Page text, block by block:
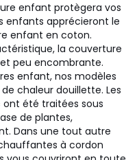
enfant protègera vos
enfants apprécieront le
enfant en coton.
la couverture
peu encombrante.
enfant, nos modèles
chaleur douillette. Les
été traitées sous
de plantes,
Dans une tout autre
à cordon